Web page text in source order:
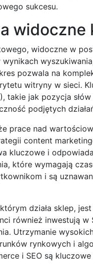
sukcesu.
widoczne
widoczne w
pozwala na
witryny w sieci.
takie jak pozycja
podjętych
prace nad
content
kluczowe i
które wymagają
i są
działa sklep,
również inwestują w
Utrzymanie
rynkowych i
i SEO są